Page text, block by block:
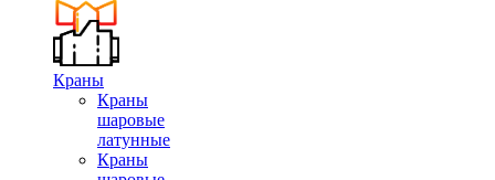
Краны
Краны
шаровые
латунные
Краны